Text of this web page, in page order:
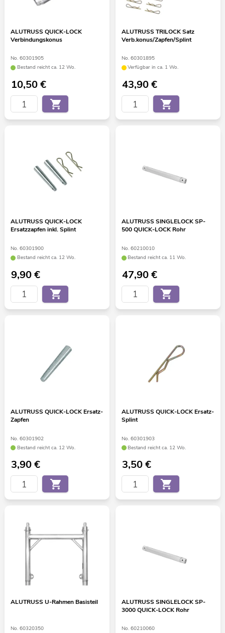
ALUTRUSS QUICK-LOCK
Verbindungskonus
No. 60301905
Bestand reicht ca. 12 Wo.
10,50€
ALUTRUSS TRILOCK Satz
Verb.konus/Zapfen/Splint
No. 60301895
Verfügbar in ca. 1 Wo.
43,90€
ALUTRUSS QUICK-LOCK
Ersatzzapfen inkl. Splint
No. 60301900
Bestand reicht ca. 12 Wo.
9,90€
ALUTRUSS SINGLELOCK SP-
500 QUICK-LOCK Rohr
No. 60210010
Bestand reicht ca. 11 Wo.
47,90€
ALUTRUSS QUICK-LOCK Ersatz-
Zapfen
No. 60301902
Bestand reicht ca. 12 Wo.
3,90€
ALUTRUSS QUICK-LOCK Ersatz-
Splint
No. 60301903
Bestand reicht ca. 12 Wo.
3,50€
ALUTRUSS U-Rahmen Basisteil
No. 60320350
ALUTRUSS SINGLELOCK SP-
3000 QUICK-LOCK Rohr
No. 60210060